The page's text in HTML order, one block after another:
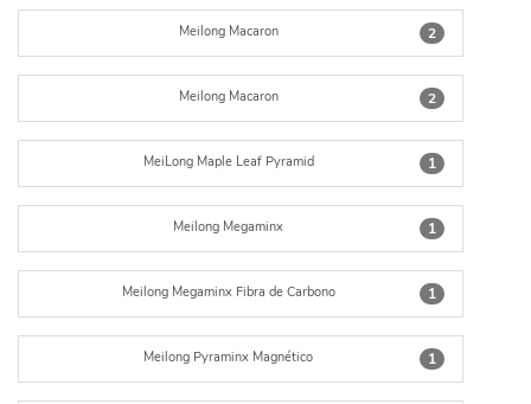
2
Meilong Macaron
2
Meilong Macaron
1
MeiLong Maple Leaf Pyramid
1
Meilong Megaminx
1
Meilong Megaminx Fibra de Carbono
1
Meilong Pyraminx Magnético